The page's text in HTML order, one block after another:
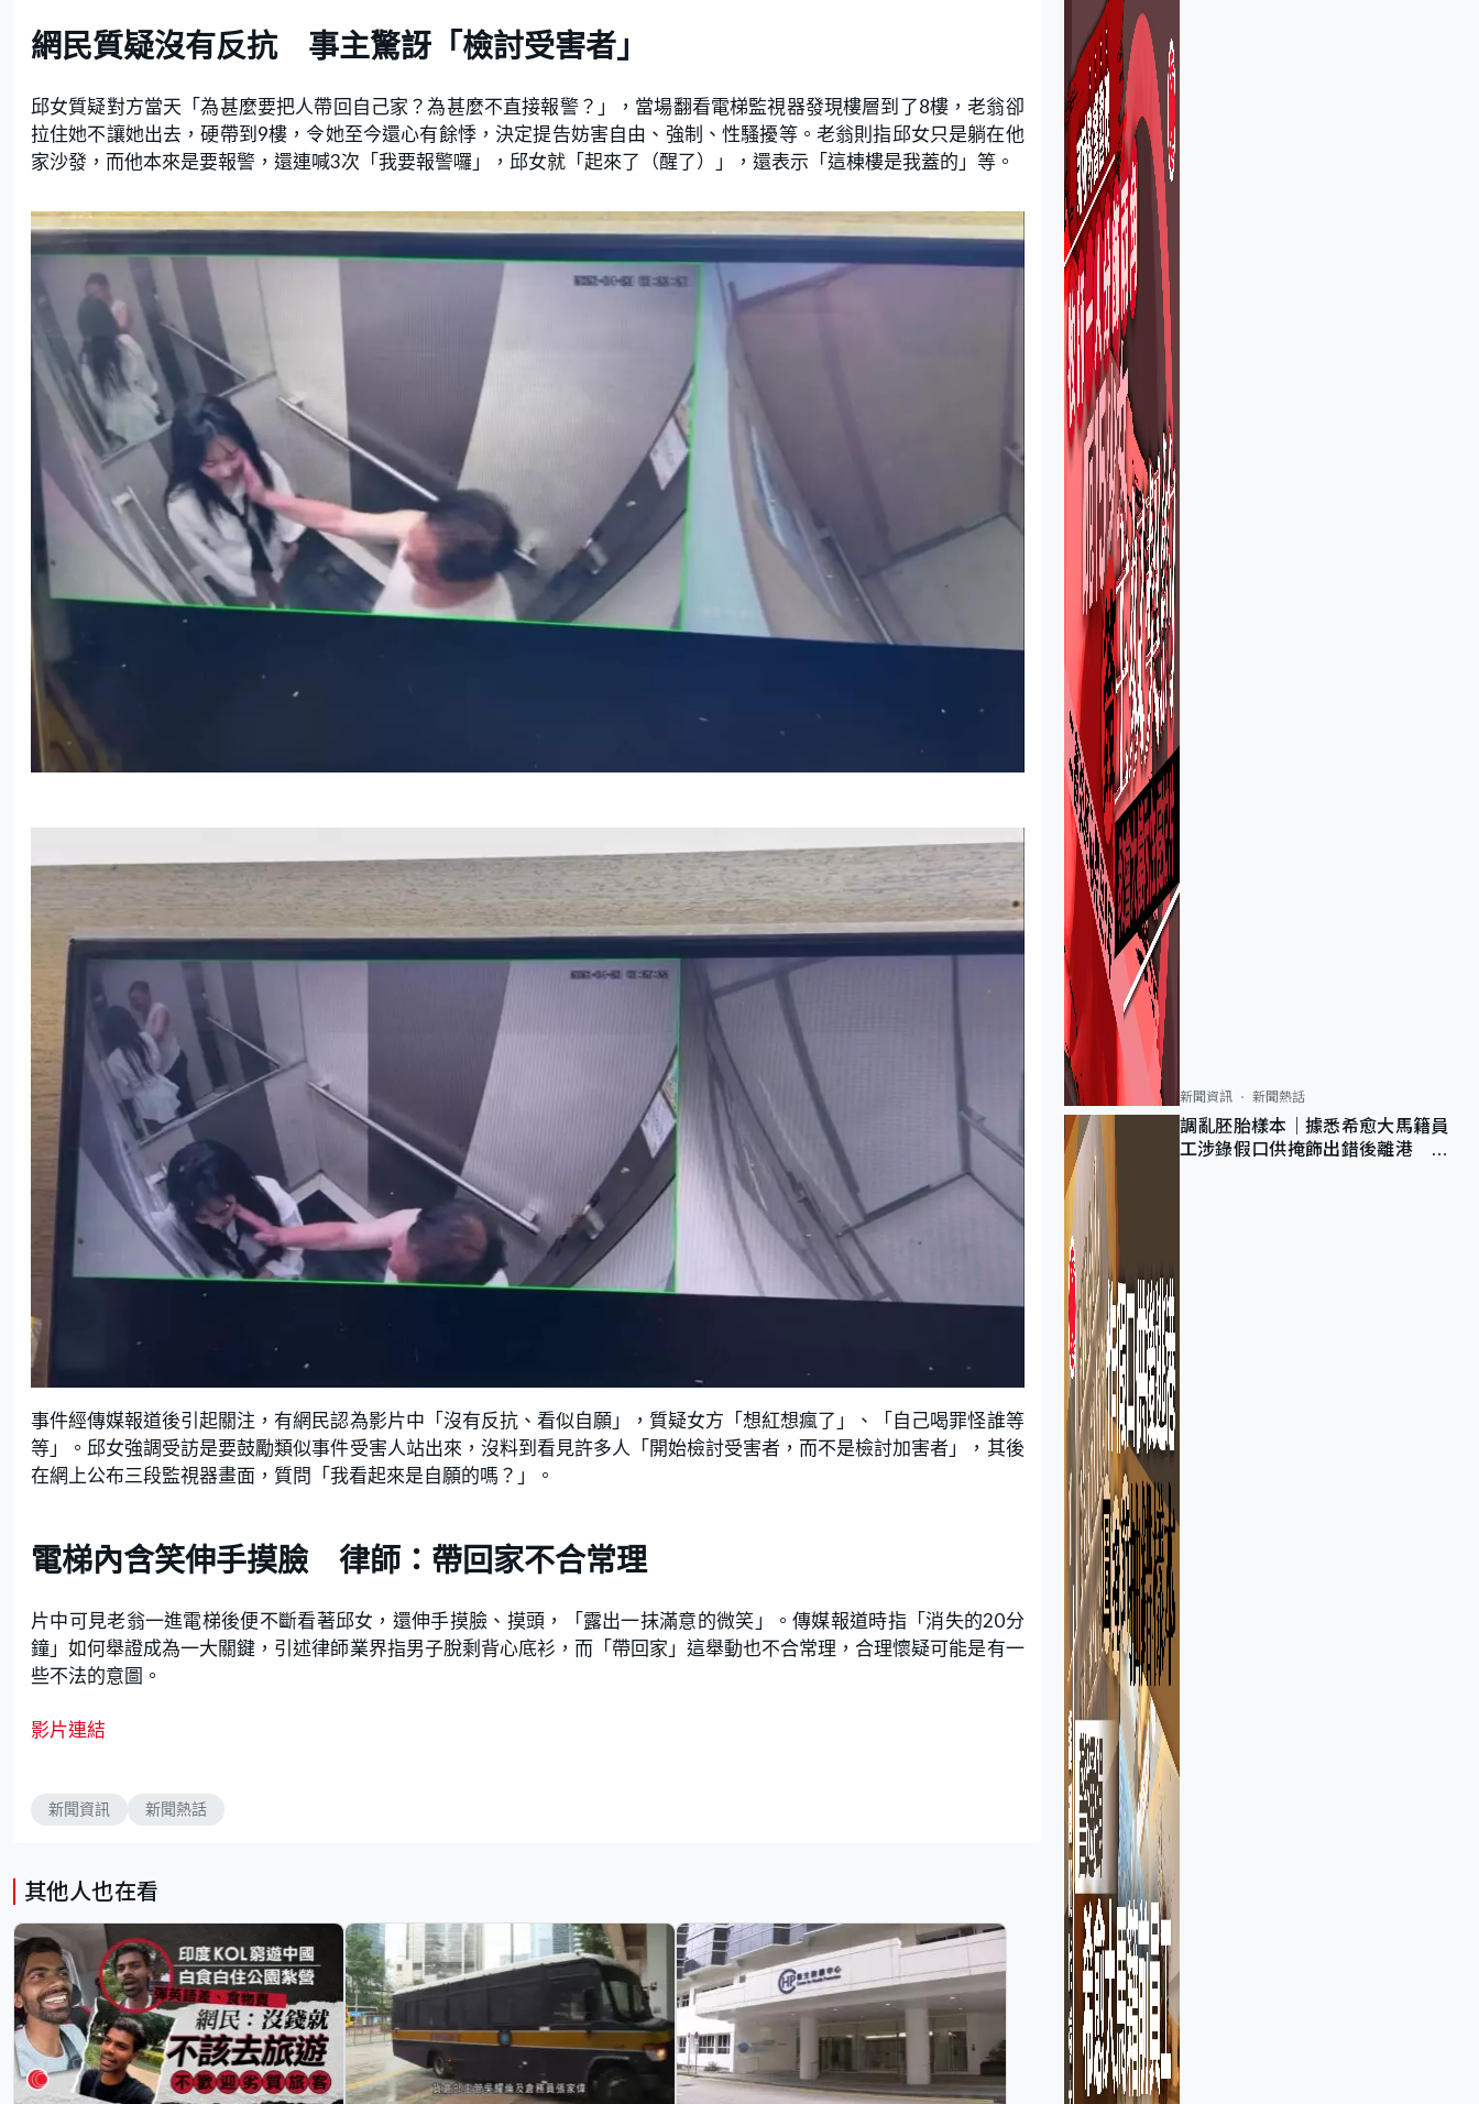
網民質疑沒有反抗 事主驚訝「檢討受害者」
邱女質疑對方當天「為甚麼要把人帶回自己家？為甚麼不直接報警？」，當場翻看電梯監視器發現樓層到了8樓，老翁卻
拉住她不讓她出去，硬帶到9樓，令她至今還心有餘悸，決定提告妨害自由、強制、性騷擾等。老翁則指邱女只是躺在他
家沙發，而他本來是要報警，還連喊3次「我要報警囉」，邱女就「起來了（醒了）」，還表示「這棟樓是我蓋的」等。
事件經傳媒報道後引起關注，有網民認為影片中「沒有反抗、看似自願」，質疑女方「想紅想瘋了」、「自己喝罪怪誰等
等」。邱女強調受訪是要鼓勵類似事件受害人站出來，沒料到看見許多人「開始檢討受害者，而不是檢討加害者」，其後
在網上公布三段監視器畫面，質問「我看起來是自願的嗎？」。
電梯內含笑伸手摸臉 律師：帶回家不合常理
片中可見老翁一進電梯後便不斷看著邱女，還伸手摸臉、摸頭，「露出一抹滿意的微笑」。傳媒報道時指「消失的20分
鐘」如何舉證成為一大關鍵，引述律師業界指男子脫剩背心底衫，而「帶回家」這舉動也不合常理，合理懷疑可能是有一
些不法的意圖。
影片連結
新聞資訊 新聞熱話
其他人也在看
新聞資訊 新聞熱話
調亂胚胎樣本｜據悉希愈大馬籍員
工涉錄假口供掩飾出錯後離港 警